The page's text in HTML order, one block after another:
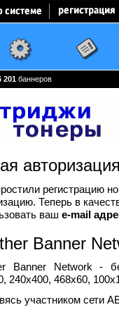
201 баннеров
регистрацию
Теперь в
ваш e-mail
Banner
Banner Network -
240x400, 468x60,
участником сети